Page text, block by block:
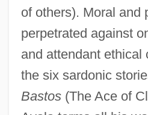
of others). Moral and
perpetrated against
and attendant ethical
the six sardonic
Bastos(The Ace of
Ay, Carmela!
Axworthy, Hon. Lloyd, P.C.,